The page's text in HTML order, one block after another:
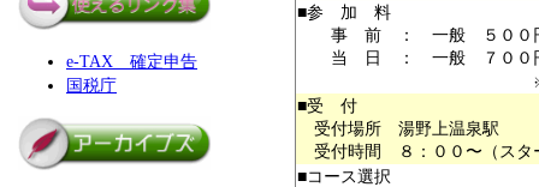
■参 加 料
事 前 ： 一般 ５００円
当 日 ： 一般 ７００円
■受 付
受付場所 湯野上温泉駅
受付時間 ８：００〜（ス
■コース選択
e-TAX 確定申告
国税庁